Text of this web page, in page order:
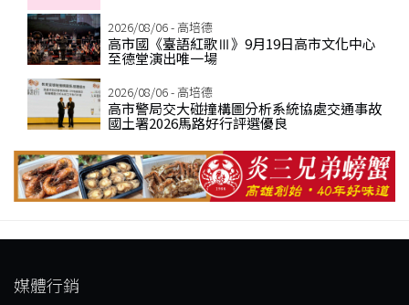
2026/08/06 - 高培德
高市國《臺語紅歌Ⅲ》9月19日高市文化中心
至德堂演出唯一場
2026/08/06 - 高培德
高市警局交大碰撞構圖分析系統協處交通事故
國土署2026馬路好行評選優良
媒體行銷